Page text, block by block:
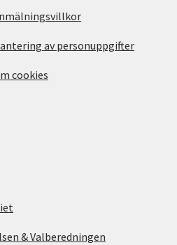
av personuppgifter
cookies
& Valberedningen